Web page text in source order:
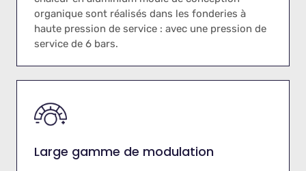
organique sont réalisés dans les fonderies à
haute pression de service : avec une pression de
service de 6 bars.
Large gamme de modulation